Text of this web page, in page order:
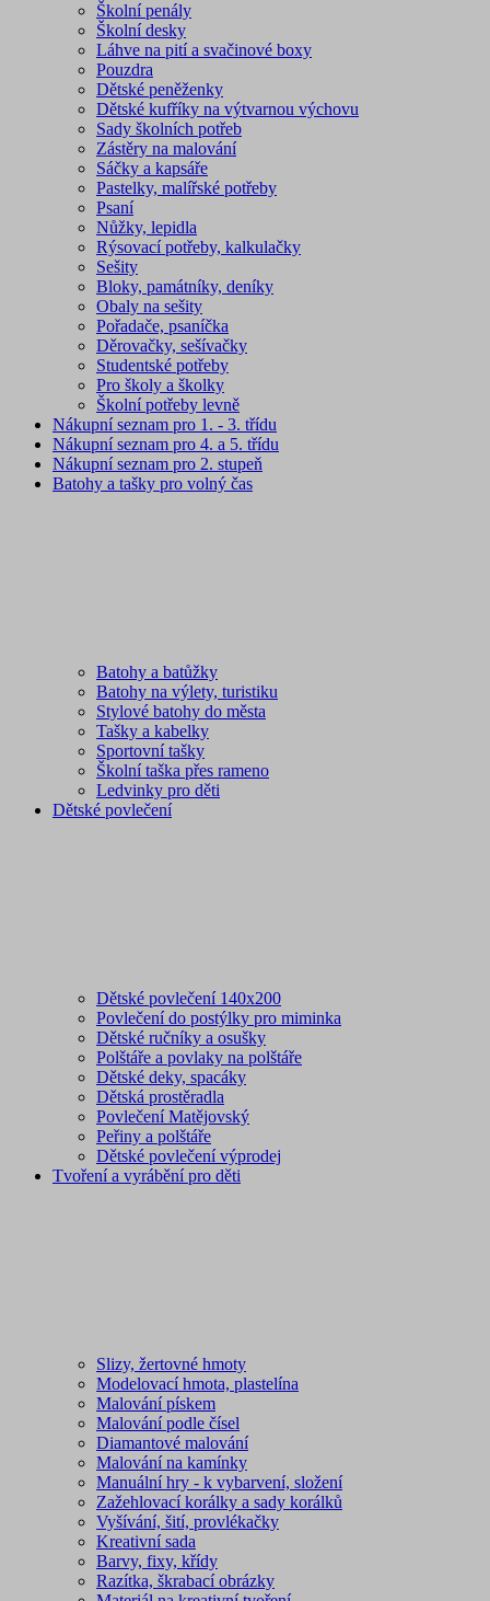
Školní penály
Školní desky
Láhve na pití a svačinové boxy
Pouzdra
Dětské peněženky
Dětské kufříky na výtvarnou výchovu
Sady školních potřeb
Zástěry na malování
Sáčky a kapsáře
Pastelky, malířské potřeby
Psaní
Nůžky, lepidla
Rýsovací potřeby, kalkulačky
Sešity
Bloky, památníky, deníky
Obaly na sešity
Pořadače, psaníčka
Děrovačky, sešívačky
Studentské potřeby
Pro školy a školky
Školní potřeby levně
Nákupní seznam pro 1. - 3. třídu
Nákupní seznam pro 4. a 5. třídu
Nákupní seznam pro 2. stupeň
Batohy a tašky pro volný čas
Batohy a batůžky
Batohy na výlety, turistiku
Stylové batohy do města
Tašky a kabelky
Sportovní tašky
Školní taška přes rameno
Ledvinky pro děti
Dětské povlečení
Dětské povlečení 140x200
Povlečení do postýlky pro miminka
Dětské ručníky a osušky
Polštáře a povlaky na polštáře
Dětské deky, spacáky
Dětská prostěradla
Povlečení Matějovský
Peřiny a polštáře
Dětské povlečení výprodej
Tvoření a vyrábění pro děti
Slizy, žertovné hmoty
Modelovací hmota, plastelína
Malování pískem
Malování podle čísel
Diamantové malování
Malování na kamínky
Manuální hry - k vybarvení, složení
Zažehlovací korálky a sady korálků
Vyšívání, šití, provlékačky
Kreativní sada
Barvy, fixy, křídy
Razítka, škrabací obrázky